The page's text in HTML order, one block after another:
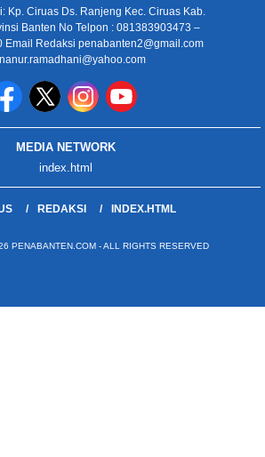
Kp. Ciruas Ds. Ranjeng Kec. Ciruas Kab.
Banten No Telpon : 081383903473 –
Email Redaksi penabanten2@gmail.com
MEDIA NETWORK
index.html
REDAKSI INDEX.HTML
PENABANTEN.COM - ALL RIGHTS RESERVED